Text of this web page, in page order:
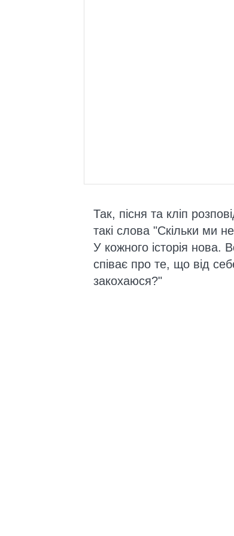
Так, пісня та кліп
такі слова "Скільки ми
У кожного історія нова.
співає про те, що від
закохаюся?"